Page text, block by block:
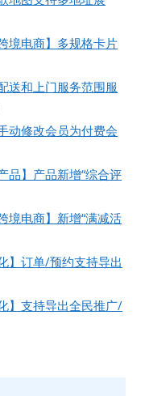
境电商】多规格卡片
送和上门服务范围服
动修改会员为付费会
品】产品新增“综合评
境电商】新增“满减活
】订单/预约支持导出
】支持导出全民推广/